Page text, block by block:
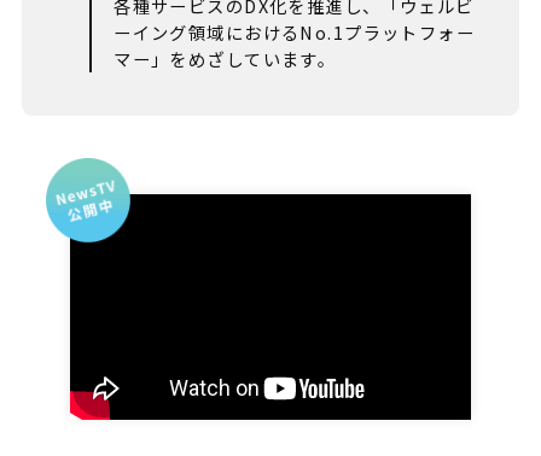
各種サービスのDX化を推進し、「ウェルビ
ーイング領域におけるNo.1プラットフォー
マー」をめざしています。